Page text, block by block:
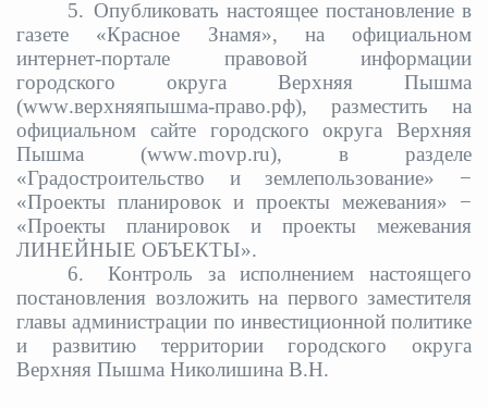
5. Опубликовать настоящее постановление в
газете «Красное Знамя», на официальном
интернет-портале правовой информации
городского округа Верхняя Пышма
(www.верхняяпышма-право.рф), разместить на
официальном сайте городского округа Верхняя
Пышма (www.movp.ru), в разделе
«Градостроительство и землепользование» −
«Проекты планировок и проекты межевания» −
«Проекты планировок и проекты межевания
ЛИНЕЙНЫЕ ОБЪЕКТЫ».
6.
Контроль за исполнением настоящего
постановления возложить на первого заместителя
главы администрации по инвестиционной политике
и развитию территории городского округа
Верхняя Пышма Николишина В.Н.